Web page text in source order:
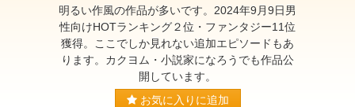
明るい作風の作品が多いです。2024年9月9日男
性向けHOTランキング２位・ファンタジー11位
獲得。ここでしか見れない追加エピソードもあ
ります。カクヨム・小説家になろうでも作品公
開しています。
お気に入りに追加